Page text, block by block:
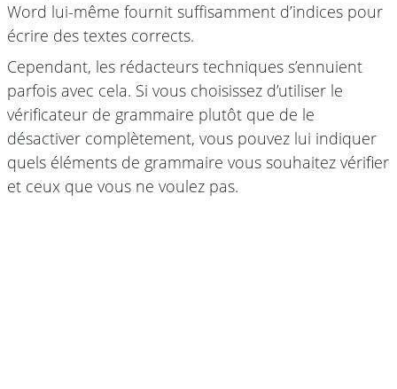
Word lui-même fournit suffisamment d’indices pour
écrire des textes corrects.
Cependant, les rédacteurs techniques s’ennuient
parfois avec cela. Si vous choisissez d’utiliser le
vérificateur de grammaire plutôt que de le
désactiver complètement, vous pouvez lui indiquer
quels éléments de grammaire vous souhaitez vérifier
et ceux que vous ne voulez pas.